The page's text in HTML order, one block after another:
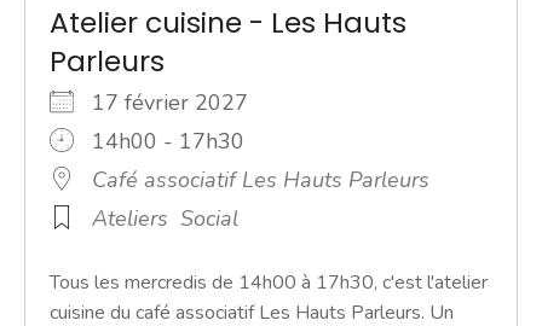
Atelier cuisine - Les Hauts
Parleurs
17 février 2027
14h00 - 17h30
Café associatif Les Hauts Parleurs
Ateliers Social
Tous les mercredis de 14h00 à 17h30, c'est l'atelier
cuisine du café associatif Les Hauts Parleurs. Un